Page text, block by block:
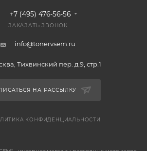
+7 (495) 476-56-56
ЗАКАЗАТЬ ЗВОНОК
info@tonervsem.ru
Тихвинский пер. д.9, стр.1
НА РАССЫЛКУ
КОНФИДЕНЦИАЛЬНОСТИ